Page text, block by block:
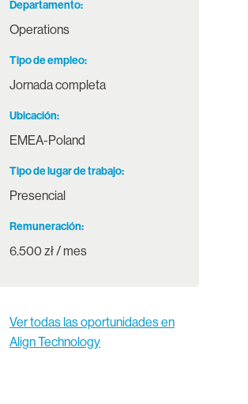
Departamento
Operations
Tipo de empleo
Jornada completa
Ubicación
EMEA-Poland
Tipo de lugar de trabajo
Presencial
Remuneración
6.500 zł / mes
Ver todas las oportunidades en
Align Technology